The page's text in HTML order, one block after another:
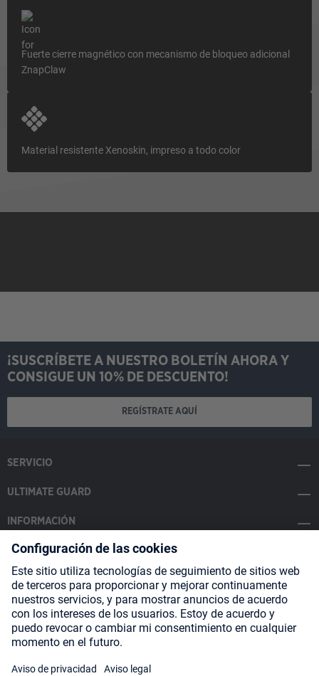
Fuerte cierre magnético con mecanismo de bloqueo adicional
ZnapClaw
Material resistente Xenoskin, impreso a todo color
¡SUSCRÍBETE A NUESTRO BOLETÍN AHORA Y
CONSIGUE UN 10% DE DESCUENTO!
REGÍSTRATE AQUÍ
SERVICIO
ULTIMATE GUARD
INFORMACIÓN
SOCIAL MEDIA
Payment Methods